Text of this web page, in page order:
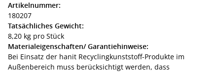
Artikelnummer:
180207
Tatsächliches Gewicht:
8,20 kg pro Stück
Materialeigenschaften/ Garantiehinweise:
Bei Einsatz der hanit Recyclingkunststoff-Produkte im
Außenbereich muss berücksichtigt werden, dass